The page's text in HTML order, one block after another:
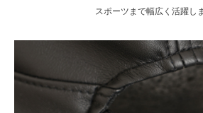
スポーツまで幅広く活躍し